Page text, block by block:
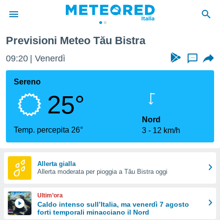
di
per
le
di
Web
le
Previsioni Meteo Tău Bistra
09:20 Venerdì ...
Sereno
25°
Temp. percepita 26°
Nord
3
12 km/h
Allerta gialla
Allerta moderata per pioggia a Tău Bistra oggi
Ultim’ora
Caldo intenso sull’Italia, ma venerdì 7 agosto
forti temporali minacciano il Nord